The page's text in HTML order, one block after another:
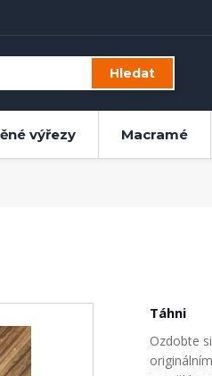
Hledat
výřezy Macramé
Táhni
Ozdobte